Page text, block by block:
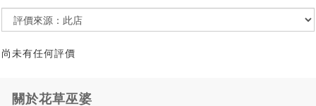
尚未有任何評價
關於花草巫婆